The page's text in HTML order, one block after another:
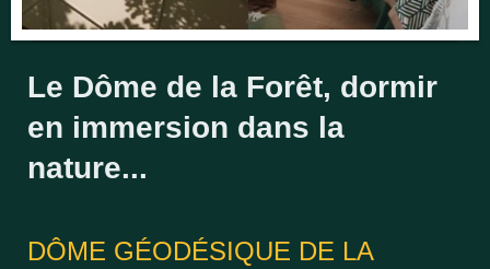
Le Dôme de la Forêt, dormir
en immersion dans la
nature...
DÔME GÉODÉSIQUE DE LA